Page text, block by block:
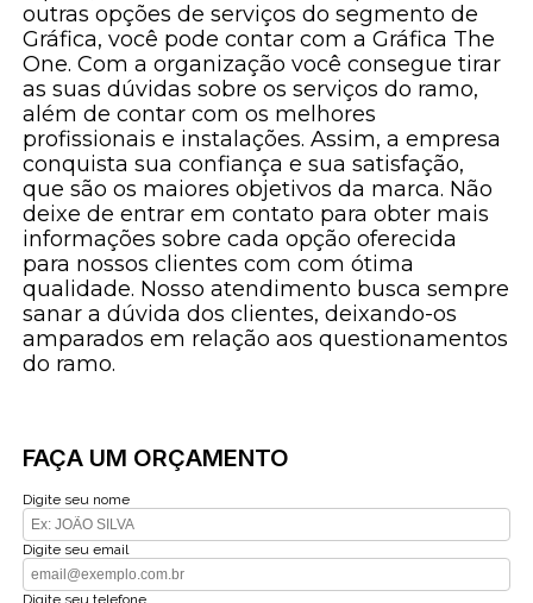
outras opções de serviços do segmento de
Gráfica, você pode contar com a Gráfica The
One. Com a organização você consegue tirar
as suas dúvidas sobre os serviços do ramo,
além de contar com os melhores
profissionais e instalações. Assim, a empresa
conquista sua confiança e sua satisfação,
que são os maiores objetivos da marca. Não
deixe de entrar em contato para obter mais
informações sobre cada opção oferecida
para nossos clientes com com ótima
qualidade. Nosso atendimento busca sempre
sanar a dúvida dos clientes, deixando-os
amparados em relação aos questionamentos
do ramo.
FAÇA UM ORÇAMENTO
Digite seu nome
Digite seu email
Digite seu telefone